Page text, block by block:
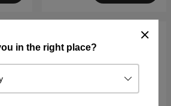
in the right place?